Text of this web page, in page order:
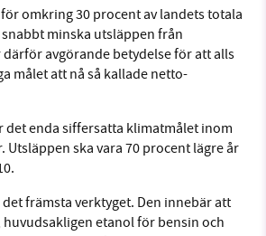
LinkedIn
omkring 30 procent av landets totala
minska utsläppen från
avgörande betydelse för att alls
målet att nå så kallade netto-
enda siffersatta klimatmålet inom
Utsläppen ska vara 70 procent lägre år
främsta verktyget. Den innebär att
etanol för bensin och
för en hållbar framtid. Sedan
vår ideella redaktion drivit
framåt genom
och granskningar. Nu vill vi
– och vi hoppas att du
vill hjälpa oss.
genom att swisha en slant till
1231368703